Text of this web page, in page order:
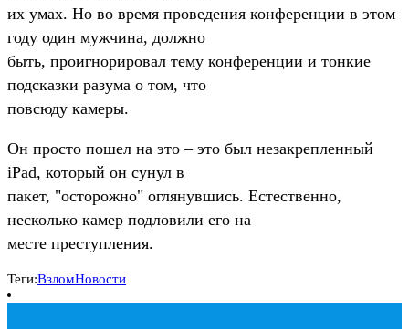
их умах. Но во время проведения конференции в этом
году один мужчина, должно
быть, проигнорировал тему конференции и тонкие
подсказки разума о том, что
повсюду камеры.
Он просто пошел на это – это был незакрепленный
iPad, который он сунул в
пакет, "осторожно" оглянувшись. Естественно,
несколько камер подловили его на
месте преступления.
Теги:ВзломНовости